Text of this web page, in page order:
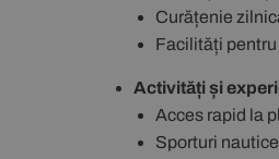
Curățenie
Facilități
Activități și
Acces rapid la
Sporturi